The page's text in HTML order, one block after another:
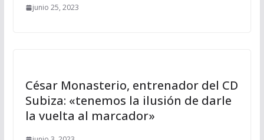
junio 25, 2023
César Monasterio, entrenador del CD
Subiza: «tenemos la ilusión de darle
la vuelta al marcador»